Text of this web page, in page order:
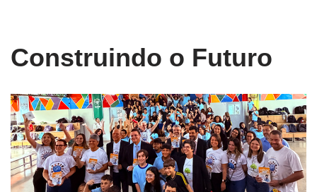
para
Construindo o Futuro